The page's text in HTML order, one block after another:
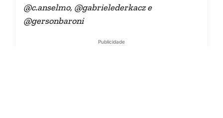
@c.anselmo, @gabrielederkacz e
@gersonbaroni
Publicidade